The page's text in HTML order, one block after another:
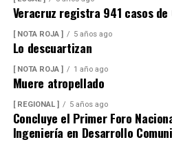
Veracruz registra 941 casos de
[ NOTA ROJA ] 5 años ago
Lo descuartizan
[ NOTA ROJA ] 1 año ago
Muere atropellado
[ REGIONAL ] 5 años ago
Concluye el Primer Foro
Ingeniería en Desarrollo